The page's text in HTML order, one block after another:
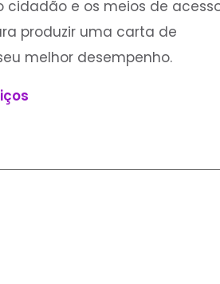
e os meios de
produzir uma carta de
melhor desempenho.